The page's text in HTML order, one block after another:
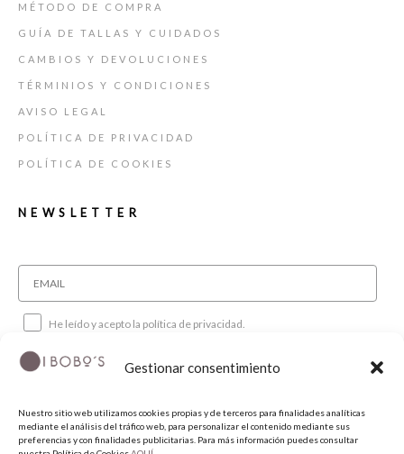
Gestionar consentimiento
Nuestro sitio web utilizamos cookies propias y de terceros para finalidades analíticas
mediante el análisis del tráfico web, para personalizar el contenido mediante sus
preferencias y con finalidades publicitarias. Para más información puedes consultar
MÉTODO DE COMPRA
GUÍA DE TALLAS Y CUIDADOS
CAMBIOS Y DEVOLUCIONES
TÉRMINIOS Y CONDICIONES
AVISO LEGAL
POLÍTICA DE PRIVACIDAD
POLÍTICA DE COOKIES
NEWSLETTER
He leído y acepto la política de privacidad.
SUSCRIBIRME
SÍGUENOS